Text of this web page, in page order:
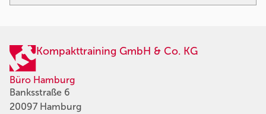
Kompakttraining GmbH & Co. KG
Büro Hamburg
Banksstraße 6
20097 Hamburg